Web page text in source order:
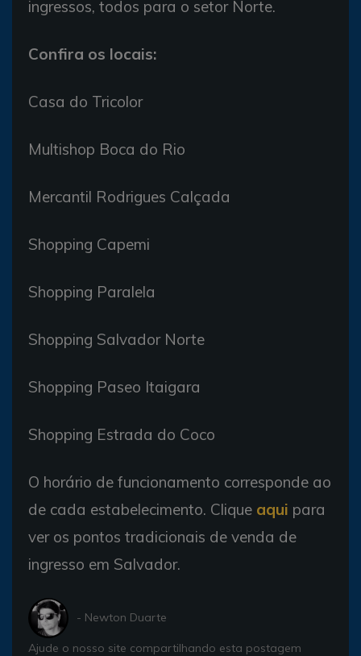
ingressos, todos para o setor Norte.
Confira os locais:
Casa do Tricolor
Multishop Boca do Rio
Mercantil Rodrigues Calçada
Shopping Capemi
Shopping Paralela
Shopping Salvador Norte
Shopping Paseo Itaigara
Shopping Estrada do Coco
O horário de funcionamento corresponde ao
de cada estabelecimento. Clique aqui para
ver os pontos tradicionais de venda de
ingresso em Salvador.
- Newton Duarte
Ajude o nosso site compartilhando esta postagem